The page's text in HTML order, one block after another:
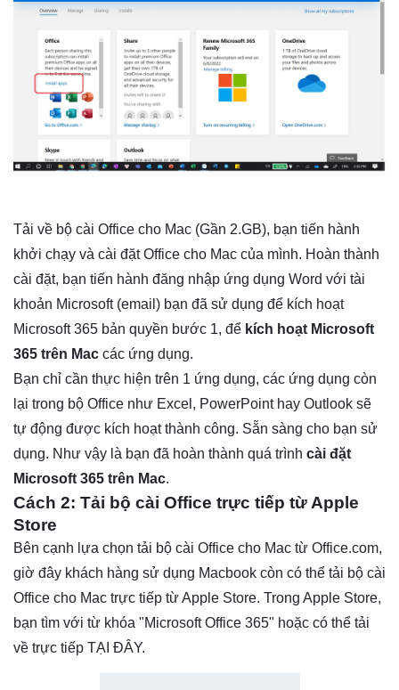
Tải về bộ cài Office cho Mac (Gần 2.GB), bạn tiến hành
khởi chạy và cài đặt Office cho Mac của mình. Hoàn thành
cài đặt, bạn tiến hành đăng nhập ứng dụng Word với tài
khoản Microsoft (email) bạn đã sử dụng để kích hoạt
Microsoft 365 bản quyền bước 1, để kích hoạt Microsoft
365 trên Mac các ứng dụng.
Bạn chỉ cần thực hiện trên 1 ứng dụng, các ứng dụng còn
lại trong bộ Office như Excel, PowerPoint hay Outlook sẽ
tự động được kích hoạt thành công. Sẵn sàng cho bạn sử
dụng. Như vậy là bạn đã hoàn thành quá trình cài đặt
Microsoft 365 trên Mac.
Cách 2: Tải bộ cài Office trực tiếp từ Apple
Store
Bên cạnh lựa chọn tải bộ cài Office cho Mac từ Office.com,
giờ đây khách hàng sử dụng Macbook còn có thể tải bộ cài
Office cho Mac trực tiếp từ Apple Store. Trong Apple Store,
bạn tìm với từ khóa "Microsoft Office 365" hoặc có thể tải
về trực tiếp TẠI ĐÂY.